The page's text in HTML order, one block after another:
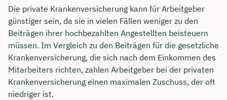
Die private Krankenversicherung kann für Arbeitgeber
günstiger sein, da sie in vielen Fällen weniger zu den
Beiträgen ihrer hochbezahlten Angestellten beisteuern
müssen. Im Vergleich zu den Beiträgen für die gesetzliche
Krankenversicherung, die sich nach dem Einkommen des
Mitarbeiters richten, zahlen Arbeitgeber bei der privaten
Krankenversicherung einen maximalen Zuschuss, der oft
niedriger ist.